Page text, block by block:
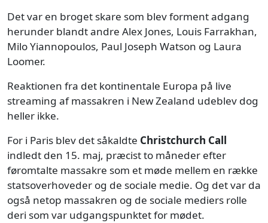
Det var en broget skare som blev forment adgang
herunder blandt andre Alex Jones, Louis Farrakhan,
Milo Yiannopoulos, Paul Joseph Watson og Laura
Loomer.
Reaktionen fra det kontinentale Europa på live
streaming af massakren i New Zealand udeblev dog
heller ikke.
For i Paris blev det såkaldte Christchurch Call
indledt den 15. maj, præcist to måneder efter
føromtalte massakre som et møde mellem en række
statsoverhoveder og de sociale medie. Og det var da
også netop massakren og de sociale mediers rolle
deri som var udgangspunktet for mødet.